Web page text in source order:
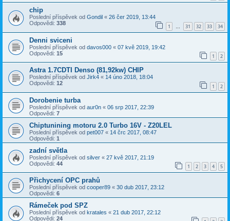
chip
Poslední příspěvek od Gondil « 26 čer 2019, 13:44
Odpovědi: 338 1 … 31 32 33 34
Denni sviceni
Poslední příspěvek od davos000 « 07 kvě 2019, 19:42
Odpovědi: 15 1 2
Astra 1.7CDTI Denso (81,92kw) CHIP
Poslední příspěvek od Jirk4 « 14 úno 2018, 18:04
Odpovědi: 12 1 2
Dorobenie turba
Poslední příspěvek od aur0n « 06 srp 2017, 22:39
Odpovědi: 7
Chiptunining motoru 2.0 Turbo 16V - Z20LEL
Poslední příspěvek od pet007 « 14 črc 2017, 08:47
Odpovědi: 1
zadní světla
Poslední příspěvek od silver « 27 kvě 2017, 21:19
Odpovědi: 44 1 2 3 4 5
Přichycení OPC prahů
Poslední příspěvek od cooper89 « 30 dub 2017, 23:12
Odpovědi: 6
Rámeček pod SPZ
Poslední příspěvek od kratales « 21 dub 2017, 22:12
Odpovědi: 24